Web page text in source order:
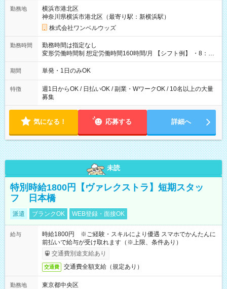
勤務地
横浜市港北区
神奈川県横浜市港北区（最寄り駅：新横浜駅）
株式会社ワンベルウッズ
勤務時間
勤務時間は指定なし
変形労働時間制 想定労働時間160時間/月 【シフト例】 ・8：00
～21：00
期間 単発・1日のみOK
特徴
週1日からOK / 日払いOK / 副業・WワークOK / 10名以上の大量
募集
気になる！ 応募する 詳細へ
未読
特別時給1800円【ヴァレクストラ】短期スタッ
フ 日本橋
派遣 ブランクOK WEB登録・面接OK
給与
時給1800円 ※ご経験・スキルにより優遇 スマホでかんたんに
前払いで給与が受け取れます（※上限、条件あり）
交通費別途支給あり
交通費 交通費全額支給（規定あり）
勤務地
東京都中央区